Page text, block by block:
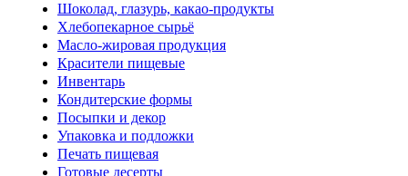
Шоколад, глазурь, какао-продукты
Хлебопекарное сырьё
Масло-жировая продукция
Красители пищевые
Инвентарь
Кондитерские формы
Посыпки и декор
Упаковка и подложки
Печать пищевая
Готовые десерты